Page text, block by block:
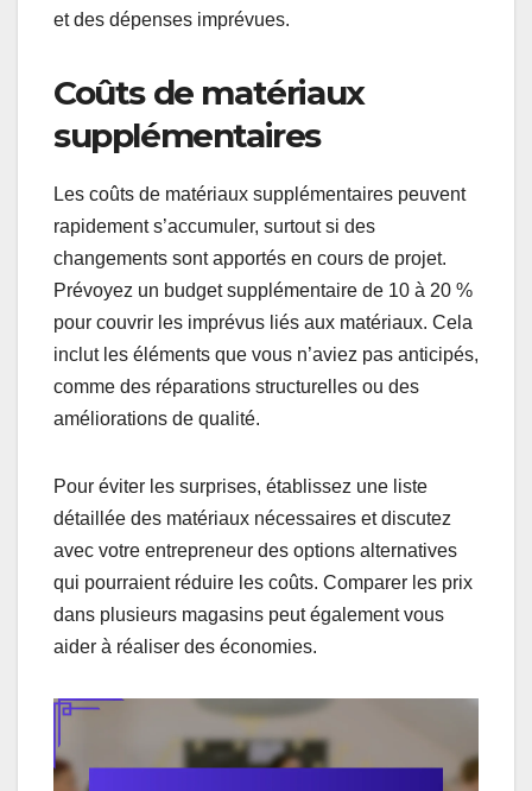
et des dépenses imprévues.
Coûts de matériaux
supplémentaires
Les coûts de matériaux supplémentaires peuvent
rapidement s’accumuler, surtout si des
changements sont apportés en cours de projet.
Prévoyez un budget supplémentaire de 10 à 20 %
pour couvrir les imprévus liés aux matériaux. Cela
inclut les éléments que vous n’aviez pas anticipés,
comme des réparations structurelles ou des
améliorations de qualité.
Pour éviter les surprises, établissez une liste
détaillée des matériaux nécessaires et discutez
avec votre entrepreneur des options alternatives
qui pourraient réduire les coûts. Comparer les prix
dans plusieurs magasins peut également vous
aider à réaliser des économies.